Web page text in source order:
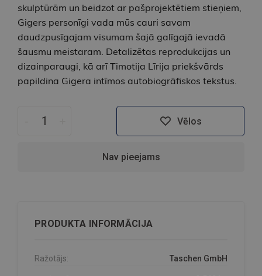
skulptūrām un beidzot ar pašprojektētiem stieņiem,
Gigers personīgi vada mūs cauri savam
daudzpusīgajam visumam šajā galīgajā ievadā
šausmu meistaram. Detalizētas reprodukcijas un
dizainparaugi, kā arī Timotija Līrija priekšvārds
papildina Gigera intīmos autobiogrāfiskos tekstus.
Vēlos
Nav pieejams
PRODUKTA INFORMĀCIJA
Ražotājs: Taschen GmbH